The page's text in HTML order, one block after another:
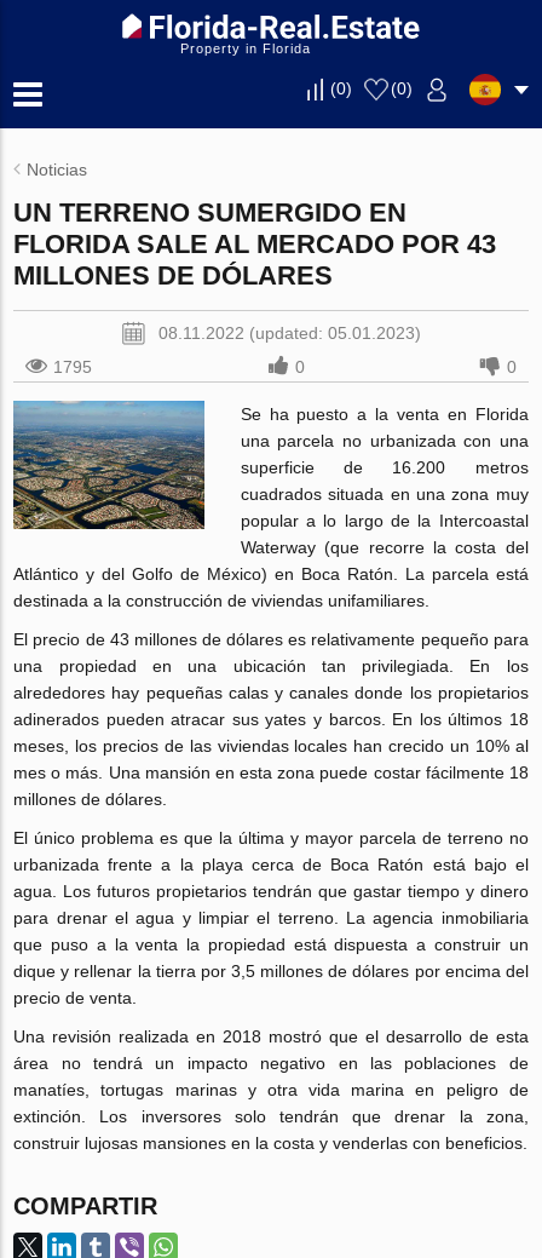
Property in Florida
(0) (0)
Noticias
UN TERRENO SUMERGIDO EN
FLORIDA SALE AL MERCADO POR 43
MILLONES DE DÓLARES
08.11.2022 (updated: 05.01.2023)
1795
0 0
Se ha puesto a la venta en Florida
una parcela no urbanizada con una
superficie de 16.200 metros
cuadrados situada en una zona muy
popular a lo largo de la Intercoastal
Waterway (que recorre la costa del
Atlántico y del Golfo de México) en Boca Ratón. La parcela está
destinada a la construcción de viviendas unifamiliares.
El precio de 43 millones de dólares es relativamente pequeño para
una propiedad en una ubicación tan privilegiada. En los
alrededores hay pequeñas calas y canales donde los propietarios
adinerados pueden atracar sus yates y barcos. En los últimos 18
meses, los precios de las viviendas locales han crecido un 10% al
mes o más. Una mansión en esta zona puede costar fácilmente 18
millones de dólares.
El único problema es que la última y mayor parcela de terreno no
urbanizada frente a la playa cerca de Boca Ratón está bajo el
agua. Los futuros propietarios tendrán que gastar tiempo y dinero
para drenar el agua y limpiar el terreno. La agencia inmobiliaria
que puso a la venta la propiedad está dispuesta a construir un
dique y rellenar la tierra por 3,5 millones de dólares por encima del
precio de venta.
Una revisión realizada en 2018 mostró que el desarrollo de esta
área no tendrá un impacto negativo en las poblaciones de
manatíes, tortugas marinas y otra vida marina en peligro de
extinción. Los inversores solo tendrán que drenar la zona,
construir lujosas mansiones en la costa y venderlas con beneficios.
COMPARTIR